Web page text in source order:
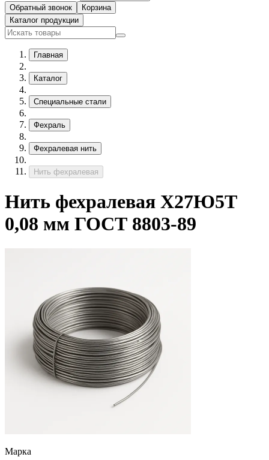
Обратный звонок
Корзина
Каталог продукции
Главная
Каталог
Специальные стали
Фехраль
Фехралевая нить
Нить фехралевая
Нить фехралевая Х27Ю5Т
0,08 мм ГОСТ 8803-89
Марка